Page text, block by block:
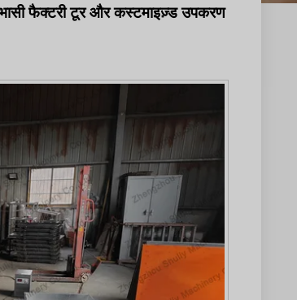
फैक्टरी टूर और कस्टमाइज़्ड उपकरण